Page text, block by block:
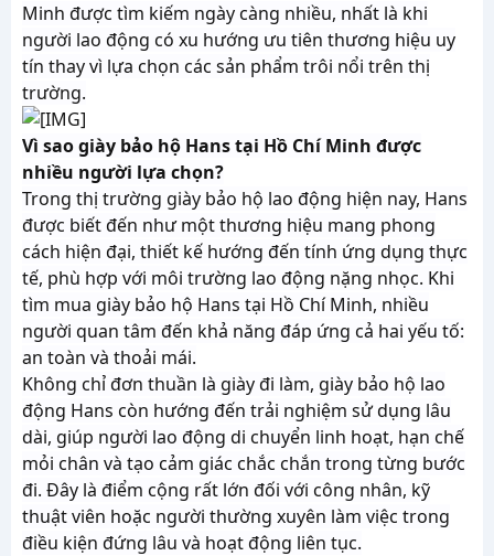
Minh được tìm kiếm ngày càng nhiều, nhất là khi
người lao động có xu hướng ưu tiên thương hiệu uy
tín thay vì lựa chọn các sản phẩm trôi nổi trên thị
trường.
Vì sao giày bảo hộ Hans tại Hồ Chí Minh được
nhiều người lựa chọn?
Trong thị trường giày bảo hộ lao động hiện nay, Hans
được biết đến như một thương hiệu mang phong
cách hiện đại, thiết kế hướng đến tính ứng dụng thực
tế, phù hợp với môi trường lao động nặng nhọc. Khi
tìm mua giày bảo hộ Hans tại Hồ Chí Minh, nhiều
người quan tâm đến khả năng đáp ứng cả hai yếu tố:
an toàn và thoải mái.
Không chỉ đơn thuần là giày đi làm, giày bảo hộ lao
động Hans còn hướng đến trải nghiệm sử dụng lâu
dài, giúp người lao động di chuyển linh hoạt, hạn chế
mỏi chân và tạo cảm giác chắc chắn trong từng bước
đi. Đây là điểm cộng rất lớn đối với công nhân, kỹ
thuật viên hoặc người thường xuyên làm việc trong
điều kiện đứng lâu và hoạt động liên tục.